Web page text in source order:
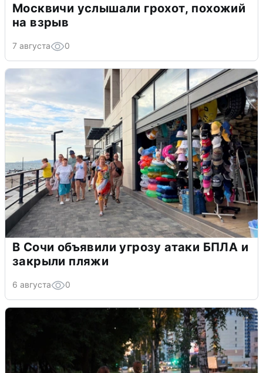
Москвичи услышали грохот, похожий
на взрыв
7 августа 0
В Сочи объявили угрозу атаки БПЛА и
закрыли пляжи
6 августа 0